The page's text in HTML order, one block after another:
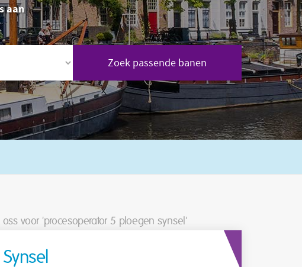
aan
Zoek passende banen
oss voor 'procesoperator 5 ploegen synsel'